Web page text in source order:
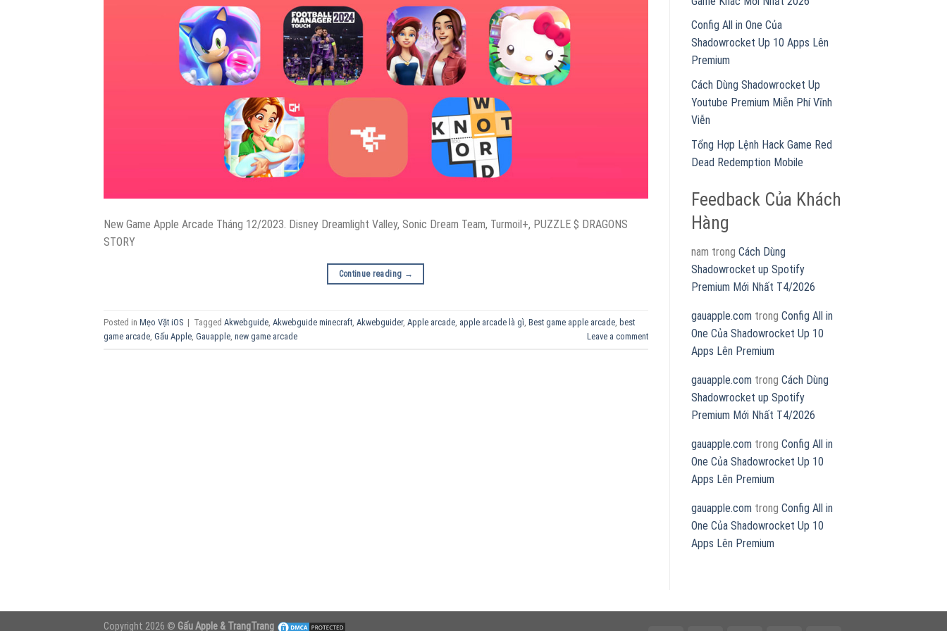
New Game Apple Arcade Tháng 12/2023. Disney Dreamlight Valley, Sonic Dream Team, Turmoil+, PUZZLE $ DRAGONS
STORY
Continue reading →
Posted in Mẹo Vặt iOS | Tagged Akwebguide Akwebguide minecraft Akwebguider, Apple arcade apple arcade là gì Best game apple arcade best
game arcade Gấu Apple Gauapple new game arcade Leave a comment
Config All in One Của
Shadowrocket Up 10 Apps Lên
Premium
Cách Dùng Shadowrocket Up
Youtube Premium Miễn Phí Vĩnh
Viễn
Tổng Hợp Lệnh Hack Game Red
Dead Redemption Mobile
Feedback Của Khách
Hàng
nam trong Cách Dùng
Shadowrocket up Spotify
Premium Mới Nhất T4/2026
gauapple.com trong Config All in
One Của Shadowrocket Up 10
Apps Lên Premium
gauapple.com trong Cách Dùng
Shadowrocket up Spotify
Premium Mới Nhất T4/2026
gauapple.com trong Config All in
One Của Shadowrocket Up 10
Apps Lên Premium
gauapple.com trong Config All in
One Của Shadowrocket Up 10
Apps Lên Premium
Copyright 2026 © Gấu Apple & TrangTrang